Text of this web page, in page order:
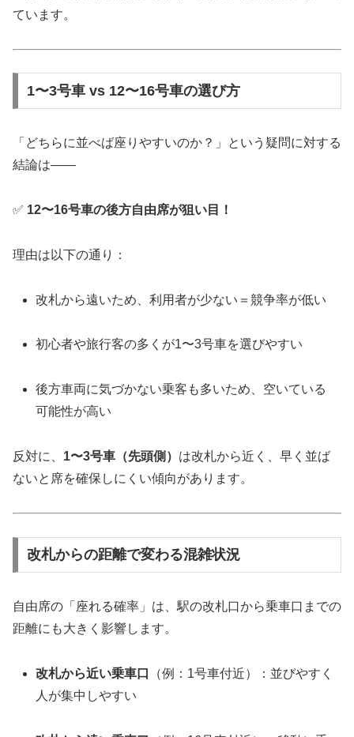
ています。
1〜3号車 vs 12〜16号車の選び方
「どちらに並べば座りやすいのか？」という疑問に対する
結論は――
✅ 12〜16号車の後方自由席が狙い目！
理由は以下の通り：
改札から遠いため、利用者が少ない＝競争率が低い
初心者や旅行客の多くが1〜3号車を選びやすい
後方車両に気づかない乗客も多いため、空いている
可能性が高い
反対に、 1〜3号車（先頭側） は改札から近く、早く並ば
ないと席を確保しにくい傾向があります。
改札からの距離で変わる混雑状況
自由席の「座れる確率」は、駅の改札口から乗車口までの
距離にも大きく影響します。
改札から近い乗車口
（例：1号車付近）：並びやすく
人が集中しやすい